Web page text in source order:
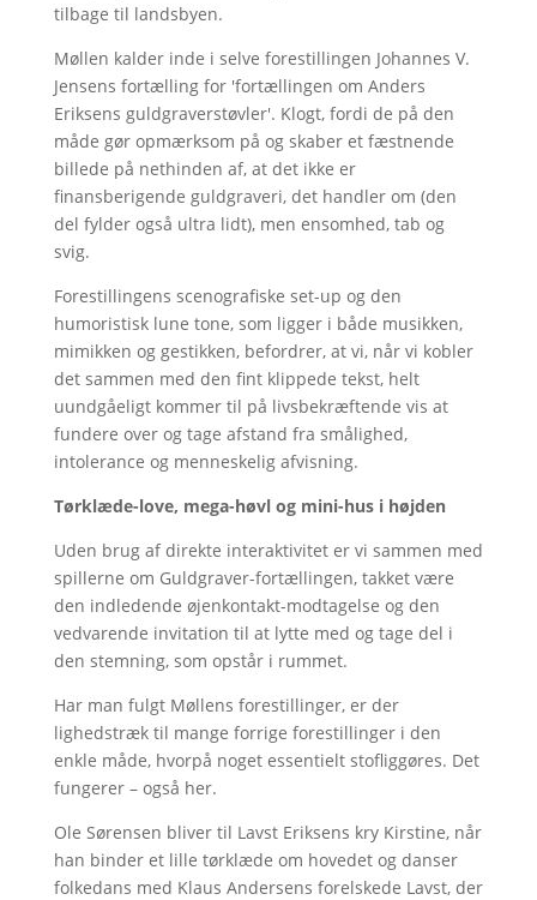
tilbage til landsbyen.
Møllen kalder inde i selve forestillingen Johannes V.
Jensens fortælling for 'fortællingen om Anders
Eriksens guldgraverstøvler'. Klogt, fordi de på den
måde gør opmærksom på og skaber et fæstnende
billede på nethinden af, at det ikke er
finansberigende guldgraveri, det handler om (den
del fylder også ultra lidt), men ensomhed, tab og
svig.
Forestillingens scenografiske set-up og den
humoristisk lune tone, som ligger i både musikken,
mimikken og gestikken, befordrer, at vi, når vi kobler
det sammen med den fint klippede tekst, helt
uundgåeligt kommer til på livsbekræftende vis at
fundere over og tage afstand fra smålighed,
intolerance og menneskelig afvisning.
Tørklæde-love, mega-høvl og mini-hus i højden
Uden brug af direkte interaktivitet er vi sammen med
spillerne om Guldgraver-fortællingen, takket være
den indledende øjenkontakt-modtagelse og den
vedvarende invitation til at lytte med og tage del i
den stemning, som opstår i rummet.
Har man fulgt Møllens forestillinger, er der
lighedstræk til mange forrige forestillinger i den
enkle måde, hvorpå noget essentielt stofliggøres. Det
fungerer – også her.
Ole Sørensen bliver til Lavst Eriksens kry Kirstine, når
han binder et lille tørklæde om hovedet og danser
folkedans med Klaus Andersens forelskede Lavst, der